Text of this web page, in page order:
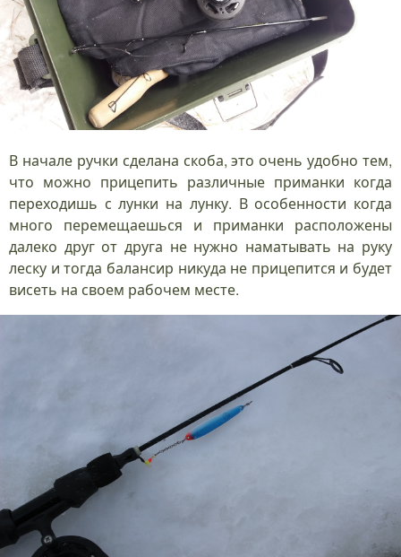
В начале ручки сделана скоба, это очень удобно тем,
что можно прицепить различные приманки когда
переходишь с лунки на лунку. В особенности когда
много перемещаешься и приманки расположены
далеко друг от друга не нужно наматывать на руку
леску и тогда балансир никуда не прицепится и будет
висеть на своем рабочем месте.